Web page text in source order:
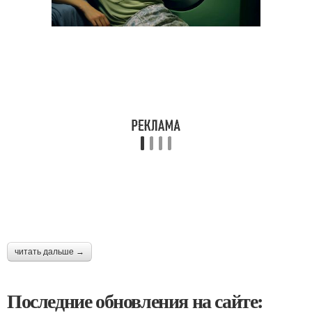
читать дальше →
Последние обновления на сайте: